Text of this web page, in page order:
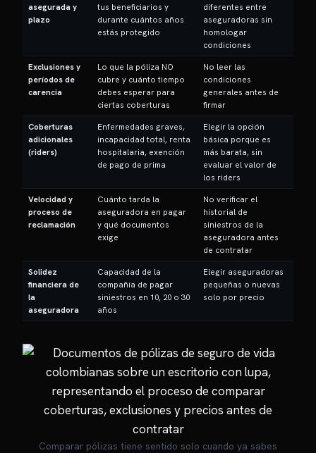
asegurada y
plazo
tus beneficiarios y
durante cuántos años
estás protegido
diferentes entre
aseguradoras sin
homologar
condiciones
Exclusiones y
períodos de
carencia
Lo que la póliza NO
cubre y cuánto tiempo
debes esperar para
ciertas coberturas
No leer las
condiciones
generales antes de
firmar
Coberturas
adicionales
(riders)
Enfermedades graves,
incapacidad total, renta
hospitalaria, exención
de pago de prima
Elegir la opción
básica porque es
más barata, sin
evaluar el valor de
los riders
Velocidad y
proceso de
reclamación
Cuánto tarda la
aseguradora en pagar
y qué documentos
exige
No verificar el
historial de
siniestros de la
aseguradora antes
de contratar
Solidez
financiera de
la
aseguradora
Capacidad de la
compañía de pagar
siniestros en 10, 20 o 30
años
Elegir aseguradoras
pequeñas o nuevas
solo por precio
Comparar pólizas tiene sentido solo cuando ya sabes